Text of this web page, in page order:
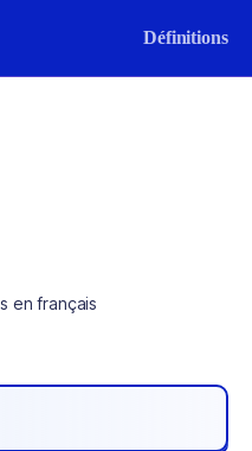
Définitions
en français